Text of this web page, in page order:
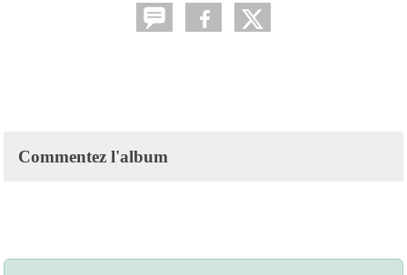
Commentez l'album